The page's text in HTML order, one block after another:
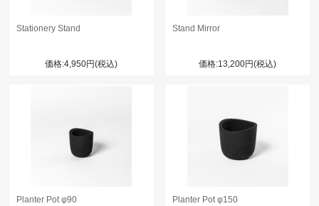
Stationery Stand
価格:4,950円(税込)
Stand Mirror
価格:13,200円(税込)
Planter Pot φ90 Planter Pot φ150